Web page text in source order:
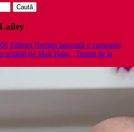
Editura Nemira lansează o campanie
semnat de Matt Haig, „Trenul de la